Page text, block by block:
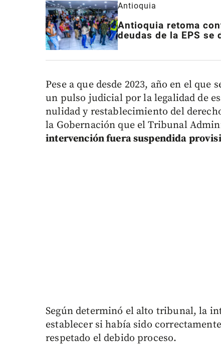
Antioquia
Antioquia retoma
deudas de la EPS se
Pese a que desde 2023, año en el
un pulso judicial por la legalidad de
nulidad y restablecimiento del
la Gobernación que el Tribunal
intervención fuera suspendida
Según determinó el alto tribunal, la
establecer si había sido
respetado el debido proceso.